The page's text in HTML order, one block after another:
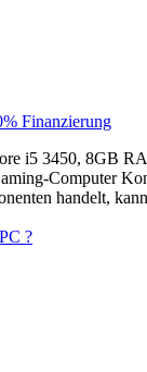
Finanzierung
i5 3450, 8GB
Computer
handelt,
?